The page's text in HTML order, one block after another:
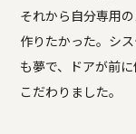
それから自分専用
作りたかった。シ
も夢で、ドアが前
こだわりました。